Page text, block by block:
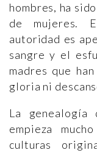
hombres, ha
de mujeres.
autoridad es
sangre y el
madres que
gloria ni
La genealogía
empieza
culturas